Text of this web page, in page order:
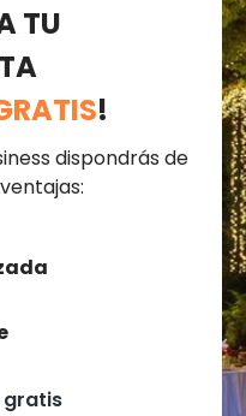
TU
!
dispondrás de